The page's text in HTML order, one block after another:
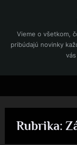
contentVieme o všetkom,
pribúdajú novinky
Rubrika: